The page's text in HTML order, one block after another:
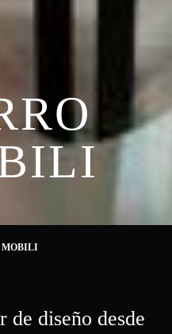
MOBILI
diseño desde